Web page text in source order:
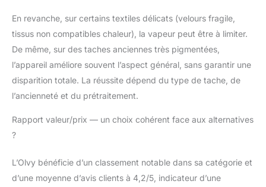
En revanche, sur certains textiles délicats (velours fragile,
tissus non compatibles chaleur), la vapeur peut être à limiter.
De même, sur des taches anciennes très pigmentées,
l’appareil améliore souvent l’aspect général, sans garantir une
disparition totale. La réussite dépend du type de tache, de
l’ancienneté et du prétraitement.
Rapport valeur/prix — un choix cohérent face aux alternatives
?
L’Olvy bénéficie d’un classement notable dans sa catégorie et
d’une moyenne d’avis clients à 4,2/5, indicateur d’une